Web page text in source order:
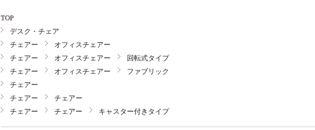
TOP
デスク・チェア
チェアー
オフィスチェアー
チェアー
オフィスチェアー
回転式タイプ
チェアー
オフィスチェアー
ファブリック
チェアー
チェアー
チェアー
チェアー
チェアー キャスター付きタイプ